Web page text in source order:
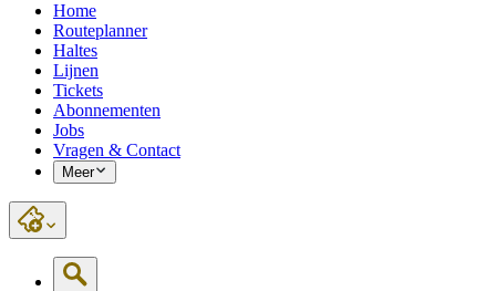
Home
Routeplanner
Haltes
Lijnen
Tickets
Abonnementen
Jobs
Vragen & Contact
Meer